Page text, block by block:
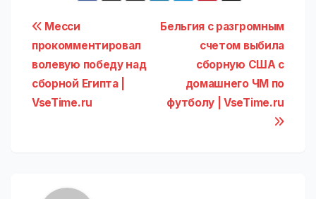
Навигация
по
записям
Бельгия с разгромным
счетом выбила
сборную США с
домашнего ЧМ по
футболу | VseTime.ru
Месси
прокомментировал
волевую победу над
сборной Египта |
VseTime.ru